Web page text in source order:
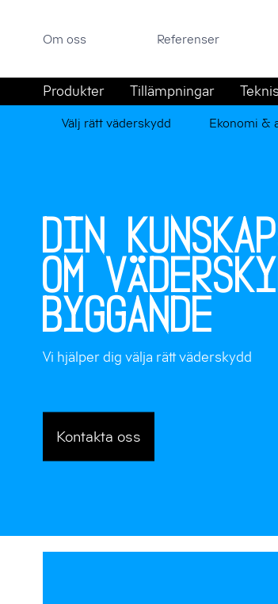
Om oss Referenser
Produkter
Tillämpningar
Välj rätt väderskydd Ekonomi &
Din
om
byggande
Vi hjälper dig välja rätt väderskydd
Kontakta oss